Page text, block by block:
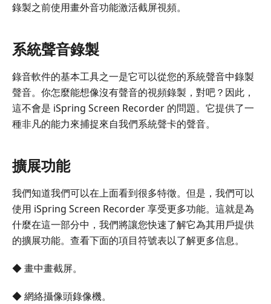
錄製之前使用畫外音功能激活截屏視頻。
系統聲音錄製
錄音軟件的基本工具之一是它可以從您的系統聲音中錄製
聲音。你怎麼能想像沒有聲音的視頻錄製，對吧？因此，
這不會是 iSpring Screen Recorder 的問題。它提供了一
種非凡的能力來捕捉來自我們系統聲卡的聲音。
擴展功能
我們知道我們可以在上面看到很多特徵。但是，我們可以
使用 iSpring Screen Recorder 享受更多功能。這就是為
什麼在這一部分中，我們將讓您快速了解它為其用戶提供
的擴展功能。查看下面的項目符號表以了解更多信息。
◆ 畫中畫截屏。
◆ 網絡攝像頭錄像機。